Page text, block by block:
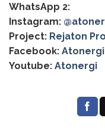
WhatsApp 2:
Instagram:
Project: Rejaton
Facebook: Atonergi
Youtube: Atonergi